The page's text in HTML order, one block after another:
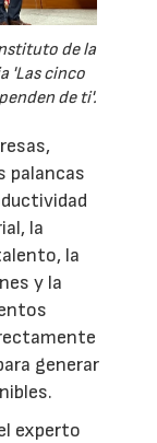
de la
'Las cinco
de ti'.
palancas
la
la
y la
generar
experto